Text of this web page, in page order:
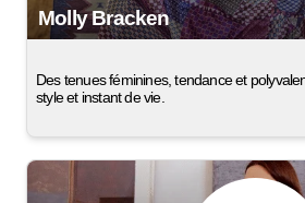
Molly Bracken
Des tenues féminines, tendance et
style et instant de vie.